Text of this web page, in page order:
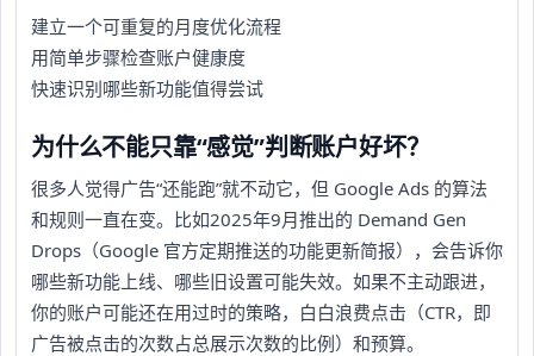
建立一个可重复的月度优化流程
用简单步骤检查账户健康度
快速识别哪些新功能值得尝试
为什么不能只靠“感觉”判断账户好坏？
很多人觉得广告“还能跑”就不动它，但 Google Ads 的算法
和规则一直在变。比如2025年9月推出的 Demand Gen
Drops（Google 官方定期推送的功能更新简报），会告诉你
哪些新功能上线、哪些旧设置可能失效。如果不主动跟进，
你的账户可能还在用过时的策略，白白浪费点击（CTR，即
广告被点击的次数占总展示次数的比例）和预算。